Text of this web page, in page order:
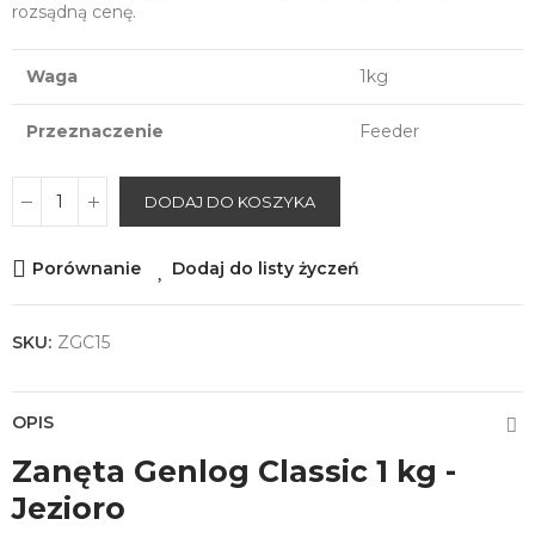
rozsądną cenę.
Waga 1kg
Przeznaczenie Feeder
DODAJ DO KOSZYKA
Porównanie Dodaj do listy życzeń
SKU: ZGC15
OPIS
Zanęta Genlog Classic 1 kg -
Jezioro